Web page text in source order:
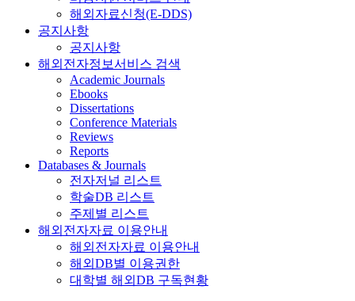
해외자료신청(E-DDS)
공지사항
공지사항
해외전자정보서비스 검색
Academic Journals
Ebooks
Dissertations
Conference Materials
Reviews
Reports
Databases & Journals
전자저널 리스트
학술DB 리스트
주제별 리스트
해외전자자료 이용안내
해외전자자료 이용안내
해외DB별 이용권한
대학별 해외DB 구독현황